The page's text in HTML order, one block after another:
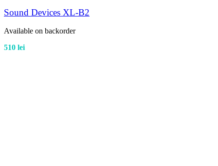
Sound Devices XL-B2
Available on backorder
510 lei